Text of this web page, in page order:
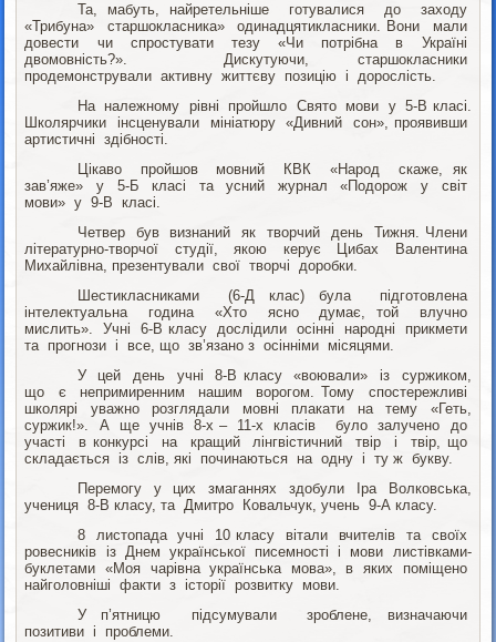
Та, мабуть, найретельніше готувалися до заходу
«Трибуна» старшокласника» одинадцятикласники. Вони мали
довести чи спростувати тезу «Чи потрібна в Україні
двомовність?». Дискутуючи, старшокласники
продемонстрували активну життєву позицію і дорослість.
На належному рівні пройшло Свято мови у 5-В класі.
Школярчики інсценували мініатюру «Дивний сон», проявивши
артистичні здібності.
Цікаво пройшов мовний КВК «Народ скаже, як
зав’яже» у 5-Б класі та усний журнал «Подорож у світ
мови» у 9-В класі.
Четвер був визнаний як творчий день Тижня. Члени
літературно-творчої студії, якою керує Цибах Валентина
Михайлівна, презентували свої творчі доробки.
Шестикласниками (6-Д клас) була підготовлена
інтелектуальна година «Хто ясно думає, той влучно
мислить». Учні 6-В класу дослідили осінні народні прикмети
та прогнози і все, що зв’язано з осінніми місяцями.
У цей день учні 8-В класу «воювали» із суржиком,
що є непримиренним нашим ворогом. Тому спостережливі
школярі уважно розглядали мовні плакати на тему «Геть,
суржик!». А ще учнів 8-х – 11-х класів було залучено до
участі в конкурсі на кращий лінгвістичний твір і твір, що
складається із слів, які починаються на одну і ту ж букву.
Перемогу у цих змаганнях здобули Іра Волковська,
учениця 8-В класу, та Дмитро Ковальчук, учень 9-А класу.
8 листопада учні 10 класу вітали вчителів та своїх
ровесників із Днем української писемності і мови листівками-
буклетами «Моя чарівна українська мова», в яких поміщено
найголовніші факти з історії розвитку мови.
У п’ятницю підсумували зроблене, визначаючи
позитиви і проблеми.